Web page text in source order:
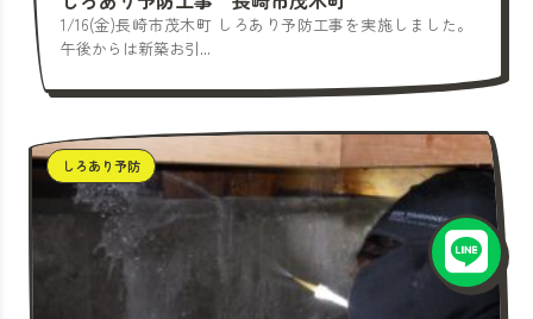
1/16(金)長崎市茂木町 しろあり予防工事を実施しました。
午後からは新築お引...
しろあり予防